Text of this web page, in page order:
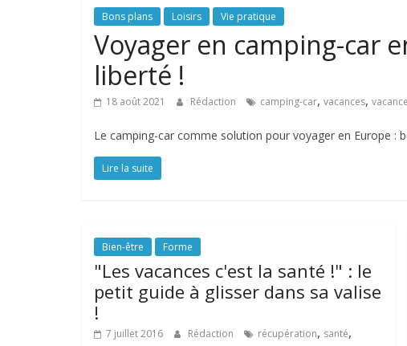
Bons plans Loisirs Vie pratique
Voyager en camping-car
liberté !
18 août 2021 Rédaction camping-car, vacances,
Le camping-car comme solution pour voyager en Europe :
Lire la suite
Bien-être Forme
"Les vacances c'est la santé !" : le
petit guide à glisser dans sa valise
!
7 juillet 2016 Rédaction récupération, santé,